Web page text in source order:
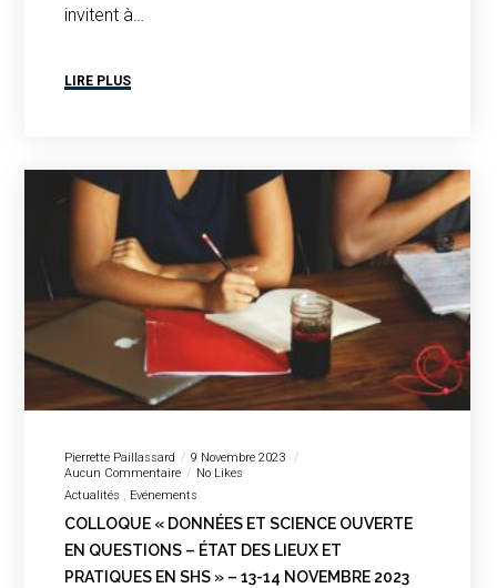
invitent à…
LIRE PLUS
Pierrette Paillassard
9 Novembre 2023
Aucun Commentaire
No Likes
Actualités
Evénements
COLLOQUE « DONNÉES ET SCIENCE OUVERTE
EN QUESTIONS – ÉTAT DES LIEUX ET
PRATIQUES EN SHS » – 13-14 NOVEMBRE 2023